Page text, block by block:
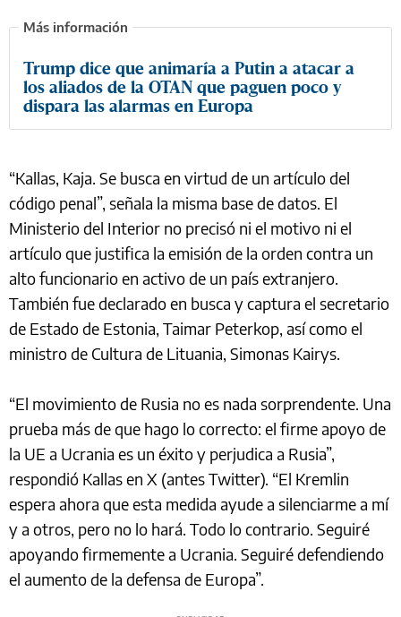
Trump dice que animaría a Putin a atacar a
los aliados de la OTAN que paguen poco y
dispara las alarmas en Europa
“Kallas, Kaja. Se busca en virtud de un artículo del
código penal”, señala la misma base de datos. El
Ministerio del Interior no precisó ni el motivo ni el
artículo que justifica la emisión de la orden contra un
alto funcionario en activo de un país extranjero.
También fue declarado en busca y captura el secretario
de Estado de Estonia, Taimar Peterkop, así como el
ministro de Cultura de Lituania, Simonas Kairys.
“El movimiento de Rusia no es nada sorprendente. Una
prueba más de que hago lo correcto: el firme apoyo de
la UE a Ucrania es un éxito y perjudica a Rusia”,
respondió Kallas en X (antes Twitter). “El Kremlin
espera ahora que esta medida ayude a silenciarme a mí
y a otros, pero no lo hará. Todo lo contrario. Seguiré
apoyando firmemente a Ucrania. Seguiré defendiendo
el aumento de la defensa de Europa”.